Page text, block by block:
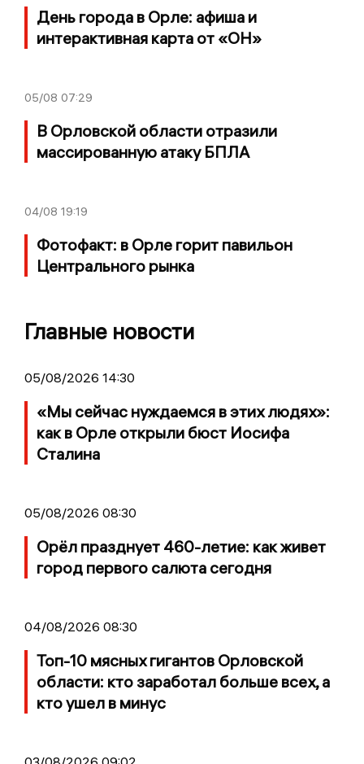
День города в Орле: афиша и
интерактивная карта от «ОН»
05/08 07:29
В Орловской области отразили
массированную атаку БПЛА
04/08 19:19
Фотофакт: в Орле горит павильон
Центрального рынка
Главные новости
05/08/2026 14:30
«Мы сейчас нуждаемся в этих людях»:
как в Орле открыли бюст Иосифа
Сталина
05/08/2026 08:30
Орёл празднует 460-летие: как живет
город первого салюта сегодня
04/08/2026 08:30
Топ-10 мясных гигантов Орловской
области: кто заработал больше всех, а
кто ушел в минус